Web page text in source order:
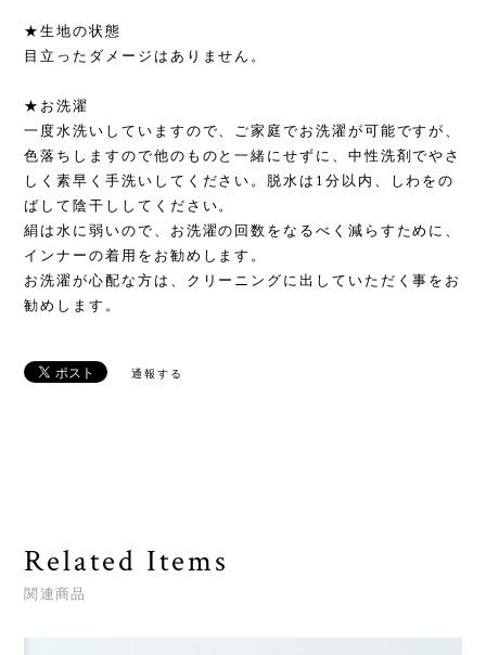
★生地の状態
目立ったダメージはありません。
★お洗濯
一度水洗いしていますので、ご家庭でお洗濯が可能ですが、
色落ちしますので他のものと一緒にせずに、中性洗剤でやさ
しく素早く手洗いしてください。脱水は1分以内、しわをの
ばして陰干ししてください。
絹は水に弱いので、お洗濯の回数をなるべく減らすために、
インナーの着用をお勧めします。
お洗濯が心配な方は、クリーニングに出していただく事をお
勧めします。
通報する
Related Items
関連商品